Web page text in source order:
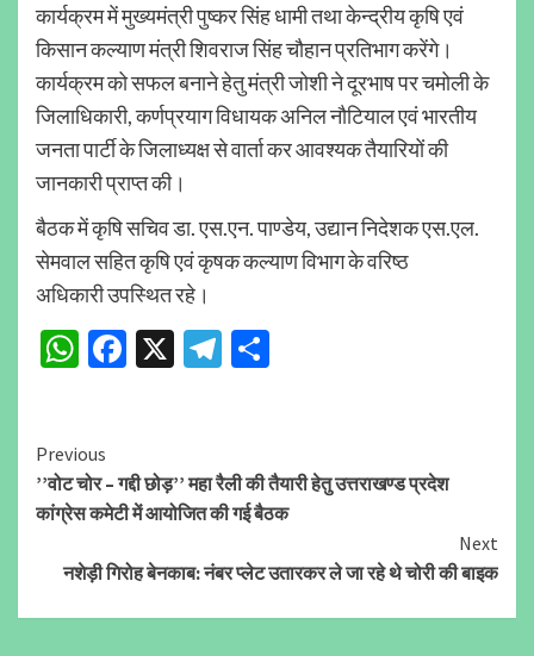
कार्यक्रम में मुख्यमंत्री पुष्कर सिंह धामी तथा केन्द्रीय कृषि एवं
किसान कल्याण मंत्री शिवराज सिंह चौहान प्रतिभाग करेंगे।
कार्यक्रम को सफल बनाने हेतु मंत्री जोशी ने दूरभाष पर चमोली के
जिलाधिकारी, कर्णप्रयाग विधायक अनिल नौटियाल एवं भारतीय
जनता पार्टी के जिलाध्यक्ष से वार्ता कर आवश्यक तैयारियों की
जानकारी प्राप्त की।
बैठक में कृषि सचिव डा. एस.एन. पाण्डेय, उद्यान निदेशक एस.एल.
सेमवाल सहित कृषि एवं कृषक कल्याण विभाग के वरिष्ठ
अधिकारी उपस्थित रहे।
WhatsApp
Facebook
X Telegram
Continue
Reading
Previous
’’वोट चोर – गद्दी छोड़’’ महा रैली की तैयारी हेतु उत्तराखण्ड प्रदेश
कांग्रेस कमेटी में आयोजित की गई बैठक
Next
नशेड़ी गिरोह बेनकाब: नंबर प्लेट उतारकर ले जा रहे थे चोरी की बाइक